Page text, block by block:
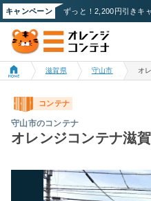
キャンペーン
滋賀県 守山市 オ
コンテナ
守山市のコンテナ
オレンジコンテナ滋